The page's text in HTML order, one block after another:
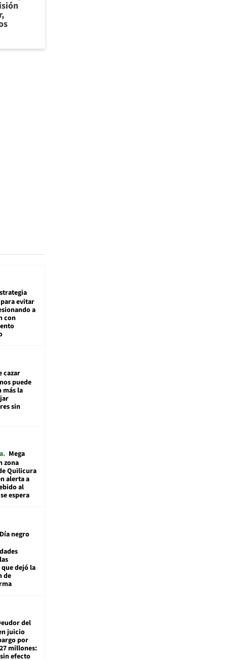
evitar
a
con
cazar
puede
más la
sin
Mega
zona
Quilicura
alerta a
al
espera
negro
dejó la
de
del
juicio
por
millones:
efecto